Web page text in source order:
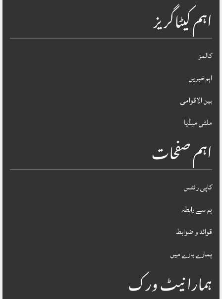
اہم کیٹاگریز
کالمز
اہم خبریں
بین الاقوامی
ملٹی میڈیا
اہم صفحات
کاپی رائٹس
ہم سے رابطہ
قوائد و ضوابط
ہمارے بارے میں
ہمارا نیٹ ورک